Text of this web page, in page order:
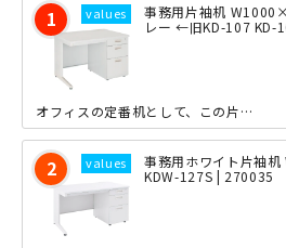
事務用片袖机
レー ←旧KD-107 KD-
オフィスの定番机として、この片袖机が思い浮かぶ方も多いのではないでしょうか。コン...
事務用ホワイト片袖
KDW-127S | 270035